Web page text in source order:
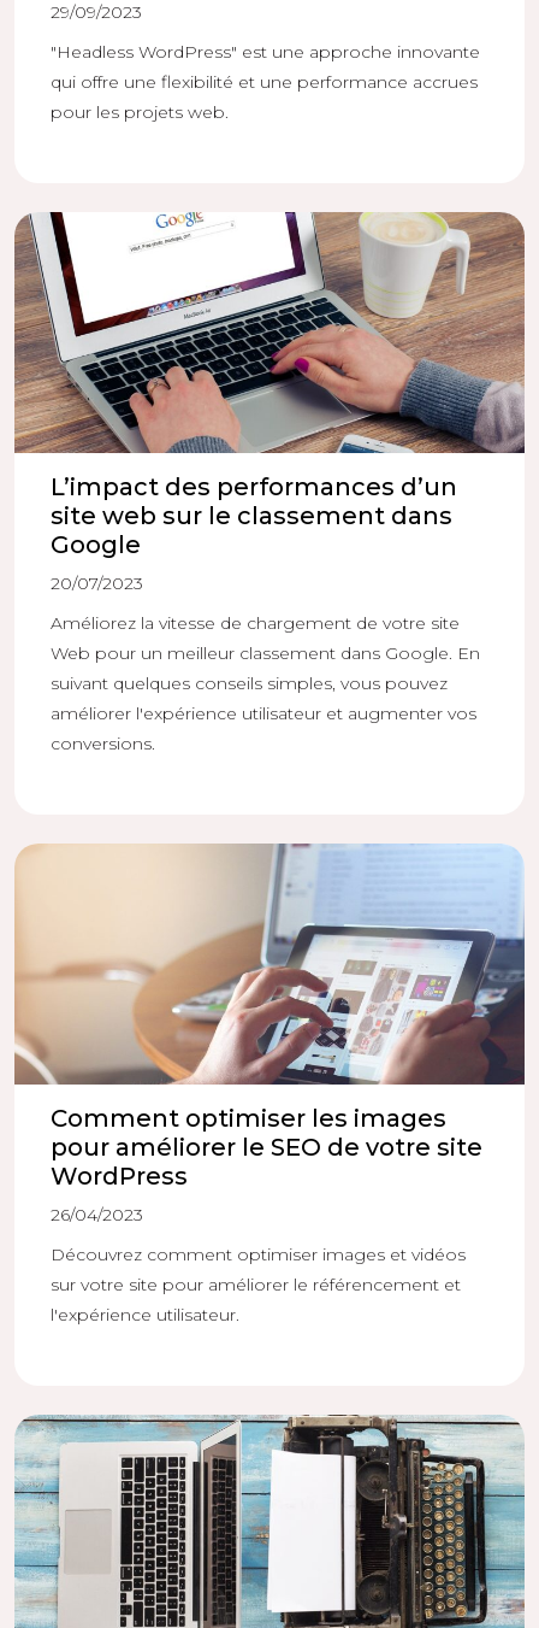
29/09/2023
"Headless WordPress" est une approche innovante
qui offre une flexibilité et une performance accrues
pour les projets web.
L’impact des performances d’un
site web sur le classement dans
Google
20/07/2023
Améliorez la vitesse de chargement de votre site
Web pour un meilleur classement dans Google. En
suivant quelques conseils simples, vous pouvez
améliorer l'expérience utilisateur et augmenter vos
conversions.
Comment optimiser les images
pour améliorer le SEO de votre site
WordPress
26/04/2023
Découvrez comment optimiser images et vidéos
sur votre site pour améliorer le référencement et
l'expérience utilisateur.